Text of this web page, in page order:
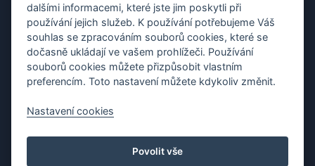
Copyright (c) 2010 - 2026 , created
dalšími informacemi, které jste jim poskytli při
používání jejich služeb. K používání potřebujeme Váš
souhlas se zpracováním souborů cookies, které se
dočasně ukládají ve vašem prohlížeči. Používání
souborů cookies můžete přizpůsobit vlastním
preferencím. Toto nastavení můžete kdykoliv změnit.
Nastavení cookies
Povolit vše